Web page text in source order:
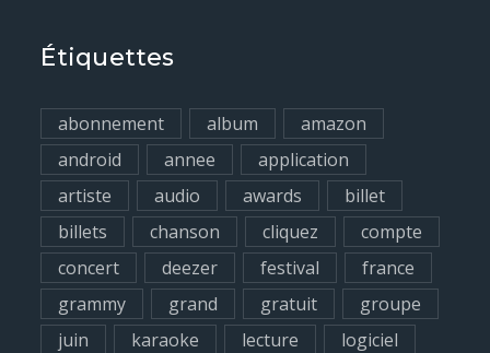
r
h
f
o
Étiquettes
abonnement album
amazon
android
annee
application
artiste
audio awards
billet
billets
chanson cliquez
compte
concert
deezer festival
france
grammy
grand gratuit
groupe
juin
karaoke lecture
logiciel